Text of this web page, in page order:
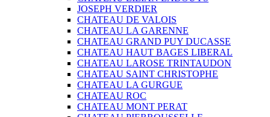
JOSEPH VERDIER
CHATEAU DE VALOIS
CHATEAU LA GARENNE
CHATEAU GRAND PUY DUCASSE
CHATEAU HAUT BAGES LIBERAL
CHATEAU LAROSE TRINTAUDON
CHATEAU SAINT CHRISTOPHE
CHATEAU LA GURGUE
CHATEAU ROC
CHATEAU MONT PERAT